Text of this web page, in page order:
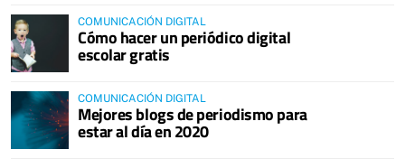
COMUNICACIÓN DIGITAL
Cómo hacer un periódico digital
escolar gratis
COMUNICACIÓN DIGITAL
Mejores blogs de periodismo para
estar al día en 2020